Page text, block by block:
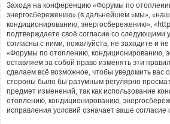
Заходя на конференцию «Форумы по
энергосбережению» (в дальнейшем «мы»,
кондиционированию, энергосбережению»,
подтверждаете своё согласие со следующими
согласны с ними, пожалуйста, не заходите и
«Форумы по отоплению, кондиционированию,
оставляем за собой право изменять эти
сделаем всё возможное, чтобы уведомить вас
стороны было бы разумным регулярно
предмет изменений, так как использование
отоплению, кондиционированию,
исправления условий означает ваше согласие